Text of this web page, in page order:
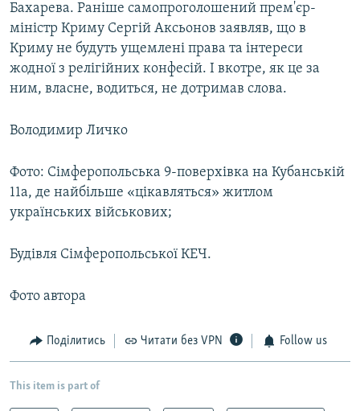
Бахарева. Раніше самопроголошений прем'єр-
міністр Криму Сергій Аксьонов заявляв, що в
Криму не будуть ущемлені права та інтереси
жодної з релігійних конфесій. І вкотре, як це за
ним, власне, водиться, не дотримав слова.
Володимир Личко
Фото: Сімферопольська 9-поверхівка на Кубанській
11а, де найбільше «цікавляться» житлом
українських військових;
Будівля Сімферопольської КЕЧ.
Фото автора
Поділитись Читати без VPN Follow us
This item is part of